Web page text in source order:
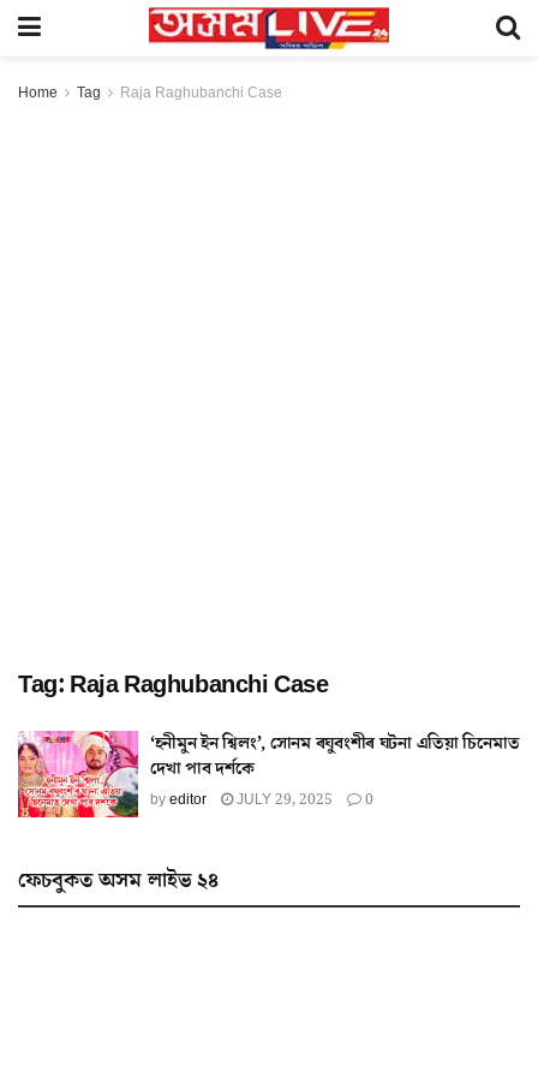
Home Tag Raja Raghubanchi Case
Tag: Raja Raghubanchi Case
‘হনীমুন ইন শ্বিলং’, সোনম ৰঘুবংশীৰ ঘটনা এতিয়া চিনেমাত
দেখা পাব দৰ্শকে
byeditor JULY 29, 2025 0
ফেচবুকত অসম লাইভ ২৪